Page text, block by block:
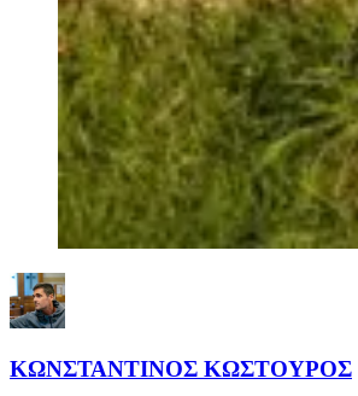
ΚΩΝΣΤΑΝΤΙΝΟΣ ΚΩΣΤΟΥΡΟΣ